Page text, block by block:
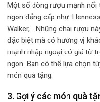
Một số dòng rượu mạnh nổi
ngon đẳng cấp như:
Walker,… Những chai rượu
đặc biệt mà có hương vị
mạnh nhập ngoại có giá từ
ngon. Bạn có thể lựa chọn
món quà tặng.
3. Gợi ý các món quà